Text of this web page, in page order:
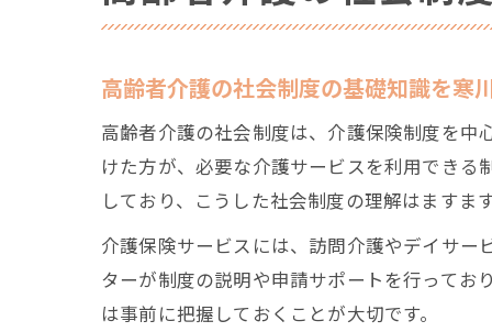
高齢者介護の社会制度の基礎知識を寒
高齢者介護の社会制度は、介護保険制度を
けた方が、必要な介護サービスを利用でき
しており、こうした社会制度の理解はますま
介護保険サービスには、訪問介護やデイサ
ターが制度の説明や申請サポートを行ってお
は事前に把握しておくことが大切です。